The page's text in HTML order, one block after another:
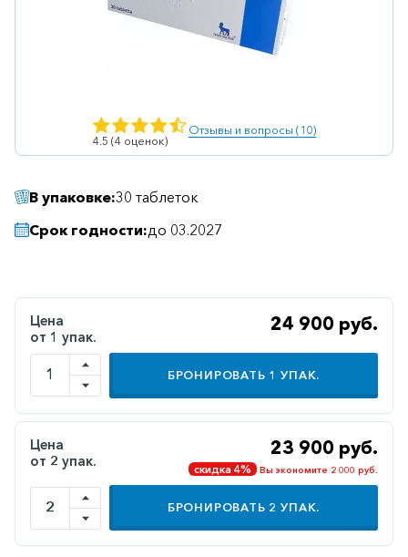
Ветеринарные
Гепатопротекторы
Диабетические
Желудочно-
кишечные
Иммунодепрессанты
Климактерические
Метаболизм
Минеральный
обмен
4.5 (4 оценок)
Отзывы и вопросы (10)
В упаковке:30 таблеток
Срок годности:до 03.2027
Цена
от 1 упак.
24 900 руб.
БРОНИРОВАТЬ 1 УПАК.
Цена
от 2 упак.
23 900 руб.
скидка 4% Вы экономите 2 000 руб.
БРОНИРОВАТЬ 2 УПАК.